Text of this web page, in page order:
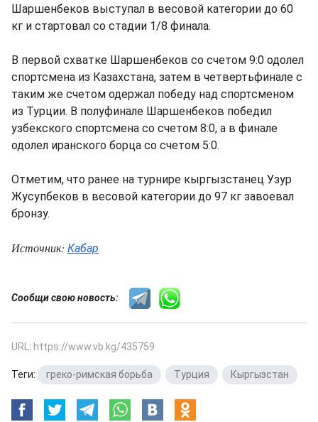
Шаршенбеков выступал в весовой категории до 60
кг и стартовал со стадии 1/8 финала.
В первой схватке Шаршенбеков со счетом 9:0 одолел
спортсмена из Казахстана, затем в четвертьфинале с
таким же счетом одержал победу над спортсменом
из Турции. В полуфинале Шаршенбеков победил
узбекского спортсмена со счетом 8:0, а в финале
одолел иранского борца со счетом 5:0.
Отметим, что ранее на турнире кыргызстанец Узур
Жусупбеков в весовой категории до 97 кг завоевал
бронзу.
Источник: Кабар
Сообщи свою новость:
URL: https://www.vb.kg/435759
Теги: греко-римская борьба Турция Кыргызстан